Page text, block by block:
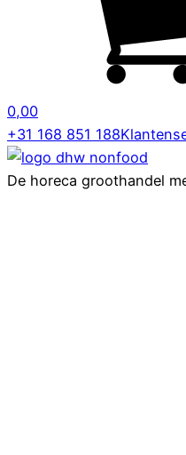
0,00
+31 168 851 188
De horeca groothandel